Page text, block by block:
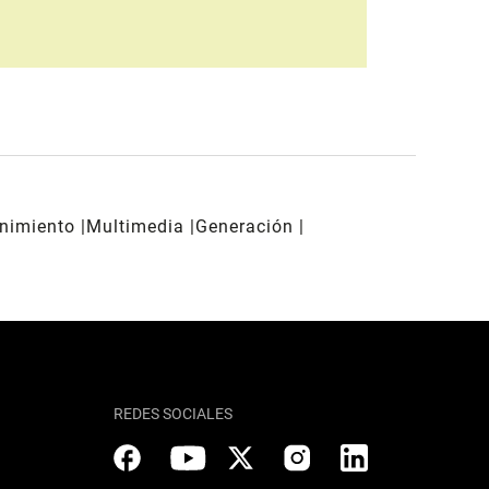
Multimedia Generación
REDES SOCIALES